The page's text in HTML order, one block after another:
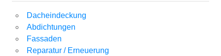
Dacheindeckung
Abdichtungen
Fassaden
Reparatur / Erneuerung